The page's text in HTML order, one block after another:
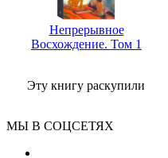
Непрерывное
Восхождение. Том 1
Эту книгу раскупили
МЫ В СОЦСЕТЯХ